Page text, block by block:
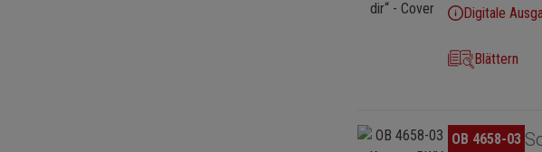
Digitale
Blättern
Bildergalerie überspringen
OB 4658-03